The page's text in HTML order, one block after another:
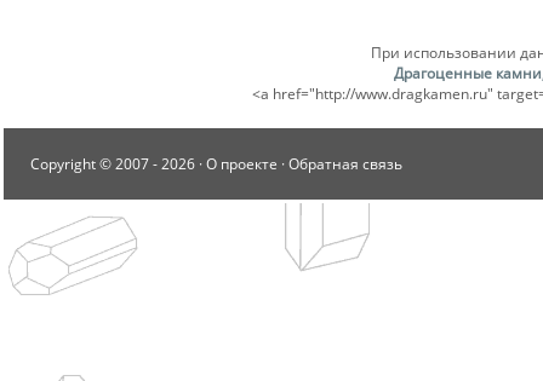
При использовании
Драгоценные
<a href="http://www.dragkamen.ru"
Copyright © 2007 -2026 ·О проекте ·Обратная связь